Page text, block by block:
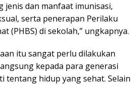
jenis dan manfaat imunisasi,
serta penerapan Perilaku
(PHBS) di sekolah,” ungkapnya.
itu sangat perlu dilakukan
kepada para generasi
tentang hidup yang sehat. Selain